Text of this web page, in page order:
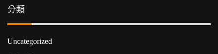
分類
Uncategorized